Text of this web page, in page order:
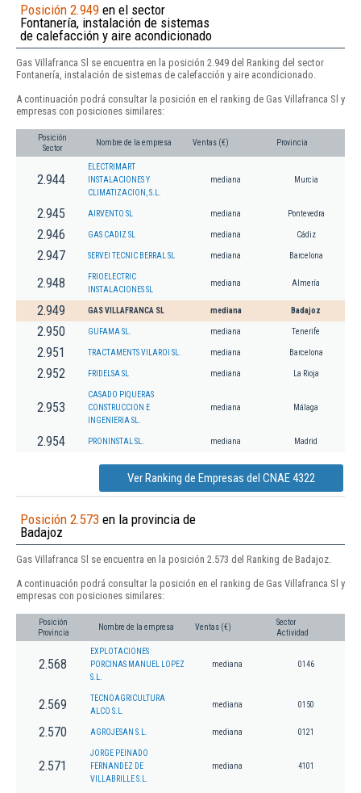
Posición 2.949 en el sector
Fontanería, instalación de sistemas
de calefacción y aire acondicionado
Gas Villafranca Sl se encuentra en la posición 2.949 del Ranking del sector
Fontanería, instalación de sistemas de calefacción y aire acondicionado.
A continuación podrá consultar la posición en el ranking de Gas Villafranca Sl y
empresas con posiciones similares:
Posición
Sector
Nombre de la empresa Ventas (€) Provincia
2.944
ELECTRIMART
INSTALACIONES Y
CLIMATIZACION, S.L.
mediana Murcia
2.945 AIRVENTO SL mediana Pontevedra
2.946 GAS CADIZ SL mediana Cádiz
2.947 SERVEI TECNIC BERRAL SL mediana Barcelona
2.948
FRIOELECTRIC
INSTALACIONES SL
mediana Almería
2.949 GAS VILLAFRANCA SL mediana Badajoz
2.950 GUFAMA SL. mediana Tenerife
2.951 TRACTAMENTS VILAROI SL. mediana Barcelona
2.952 FRIDELSA SL mediana La Rioja
2.953
CASADO PIQUERAS
CONSTRUCCION E
INGENIERIA SL.
mediana Málaga
2.954 PRONINSTAL SL. mediana Madrid
Ver Ranking de Empresas del CNAE 4322
Posición 2.573 en la provincia de
Badajoz
Gas Villafranca Sl se encuentra en la posición 2.573 del Ranking de Badajoz.
A continuación podrá consultar la posición en el ranking de Gas Villafranca Sl y
empresas con posiciones similares:
Posición
Provincia
Nombre de la empresa Ventas (€)
Sector
Actividad
2.568
EXPLOTACIONES
PORCINAS MANUEL LOPEZ
S.L.
mediana 0146
2.569
TECNOAGRICULTURA
ALCO S.L.
mediana 0150
2.570 AGROJESAN S.L. mediana 0121
2.571
JORGE PEINADO
FERNANDEZ DE
VILLABRILLE S.L.
mediana 4101